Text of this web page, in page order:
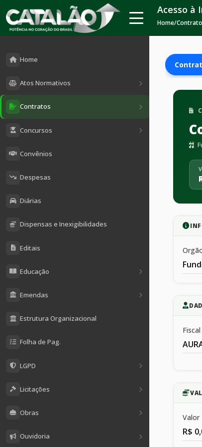
Home
Atos Normativos
Contratos
Concursos
Convênios
Despesas
Diárias
Dispensas e Inexigibilidades
Editais
Educação
Emendas
Estrutura Organizacional
Folha de Pag.
LGPD
Licitações
Obras
Ouvidoria
Acesso à
Home/
Valor
R$